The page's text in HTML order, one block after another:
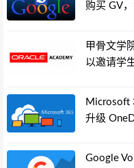
购买 GV
甲骨文学
以邀请学
Microsoft
升级
Google